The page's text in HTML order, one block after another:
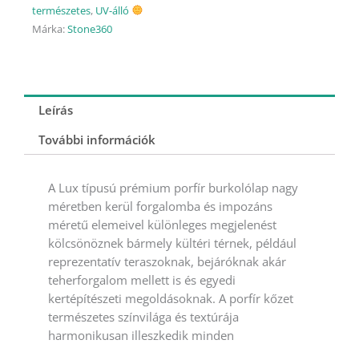
természetes, UV-álló
Márka:Stone360
Leírás
További információk
A Lux típusú prémium porfír burkolólap nagy
méretben kerül forgalomba és impozáns
méretű elemeivel különleges megjelenést
kölcsönöznek bármely kültéri térnek, például
reprezentatív teraszoknak, bejáróknak akár
teherforgalom mellett is és egyedi
kertépítészeti megoldásoknak. A porfír kőzet
természetes színvilága és textúrája
harmonikusan illeszkedik minden